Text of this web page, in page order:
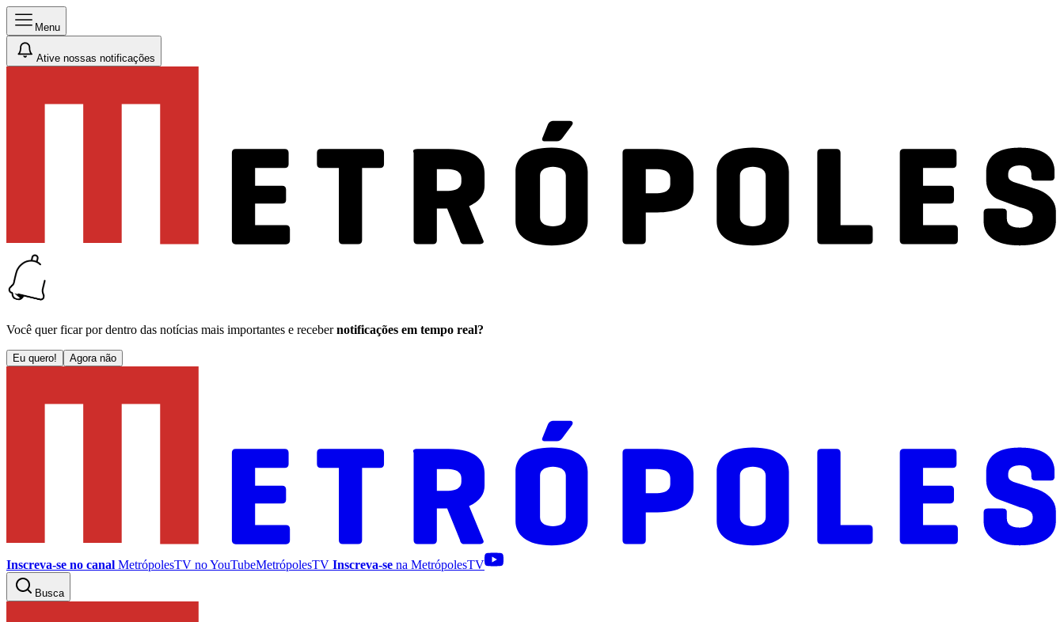
Menu
Ative nossas notificações
Você quer ficar por dentro das notícias mais importantes e receber notificações em tempo real?
Eu quero! Agora não
Inscreva-se no canal MetrópolesTV noYouTubeMetrópolesTV Inscreva-se na MetrópolesTV
Busca